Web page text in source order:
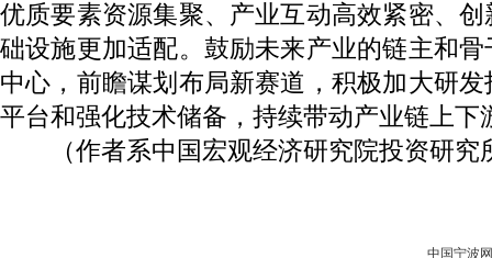
优质要素资源集聚、产业互动高效紧密、
础设施更加适配。鼓励未来产业的链主和
中心，前瞻谋划布局新赛道，积极加大研
平台和强化技术储备，持续带动产业链上下
（作者系中国宏观经济研究院投资研究